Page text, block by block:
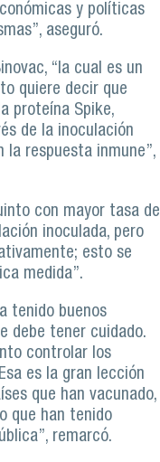
y políticas
aseguró.
“la cual es un
quiere decir que
proteína Spike,
de la inoculación
la respuesta inmune”,
con mayor tasa de
inoculada, pero
esto se
medida”.
tenido buenos
debe tener cuidado.
controlar los
es la gran lección
que han vacunado,
que han tenido
remarcó.